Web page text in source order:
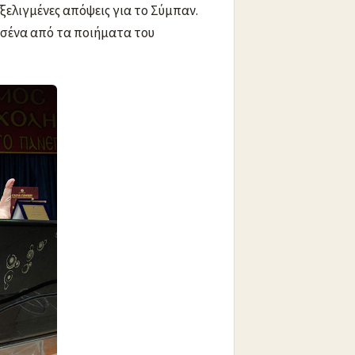
απόψεις για το Σύμπαν.
από τα ποιήματα του